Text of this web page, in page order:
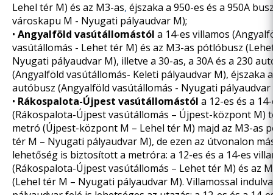
Lehel tér M) és az M3-as, éjszaka a 950-es és a 950A
városkapu M - Nyugati pályaudvar M);
• Angyalföld vasútállomástól a 14-es villamos
vasútállomás - Lehet tér M) és az M3-as pótlóbusz
Nyugati pályaudvar M), illetve a 30-as, a 30A és a 230
(Angyalföld vasútállomás- Keleti pályaudvar M), éjszaka
autóbusz (Angyalföld vasútállomás - Nyugati pályaudvar
• Rákospalota-Újpest vasútállomástól a 12-es és a
(Rákospalota-Újpest vasútállomás – Újpest-központ M)
metró (Újpest-központ M – Lehel tér M) majd az M3-as
tér M – Nyugati pályaudvar M), de ezen az útvonalon
lehetőség is biztosított a metróra: a 12-es és a 14-es
(Rákospalota-Újpest vasútállomás – Lehet tér M) és az
(Lehel tér M – Nyugati pályaudvar M). Villamossal